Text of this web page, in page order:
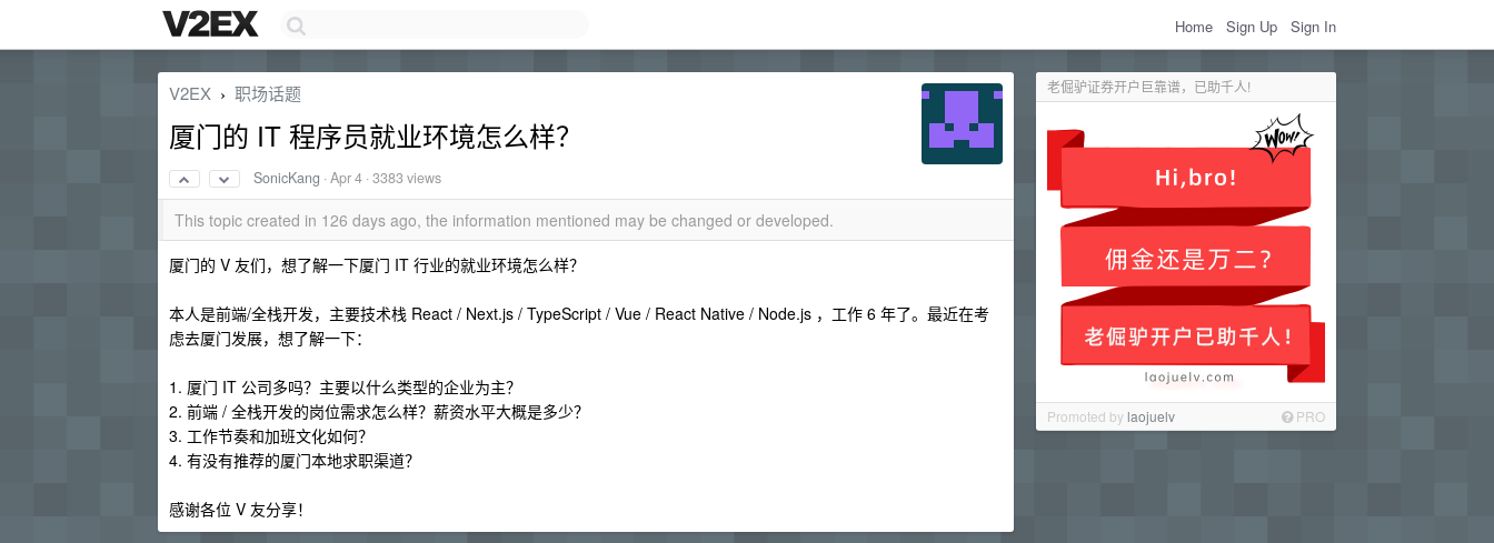
Home Sign Up Sign In
老倔驴证券开户巨靠谱，已助千人!
Promoted bylaojuelv PRO
V2EX › 职场话题
厦门的 IT 程序员就业环境怎么样？
SonicKang ·Apr 4 · 3383 views
This topic created in 126 days ago, the information mentioned may be changed or developed.
厦门的 V 友们，想了解一下厦门 IT 行业的就业环境怎么样？
本人是前端/全栈开发，主要技术栈 React / Next.js / TypeScript / Vue / React Native / Node.js ，工作 6 年了。最近在考
虑去厦门发展，想了解一下：
1. 厦门 IT 公司多吗？主要以什么类型的企业为主？
2. 前端 / 全栈开发的岗位需求怎么样？薪资水平大概是多少？
3. 工作节奏和加班文化如何？
4. 有没有推荐的厦门本地求职渠道？
感谢各位 V 友分享！